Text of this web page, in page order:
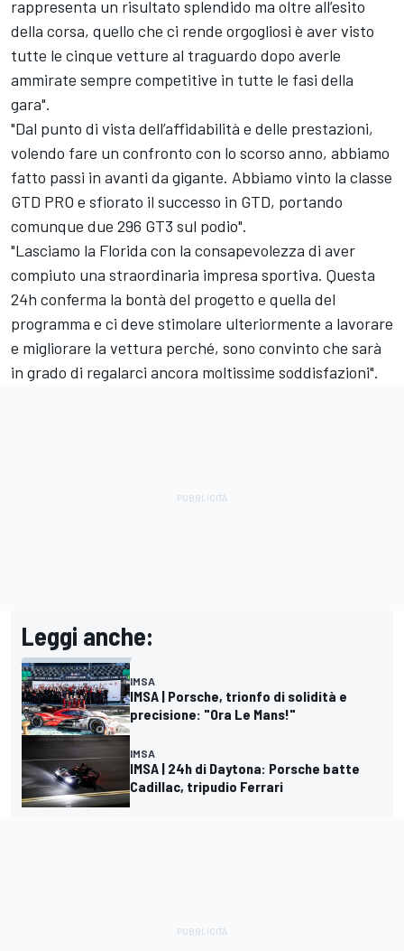
rappresenta un risultato splendido ma oltre all’esito
della corsa, quello che ci rende orgogliosi è aver visto
tutte le cinque vetture al traguardo dopo averle
ammirate sempre competitive in tutte le fasi della
gara".
"Dal punto di vista dell’affidabilità e delle prestazioni,
volendo fare un confronto con lo scorso anno, abbiamo
fatto passi in avanti da gigante. Abbiamo vinto la classe
GTD PRO e sfiorato il successo in GTD, portando
comunque due 296 GT3 sul podio".
"Lasciamo la Florida con la consapevolezza di aver
compiuto una straordinaria impresa sportiva. Questa
24h conferma la bontà del progetto e quella del
programma e ci deve stimolare ulteriormente a lavorare
e migliorare la vettura perché, sono convinto che sarà
in grado di regalarci ancora moltissime soddisfazioni".
Leggi anche:
IMSA
IMSA | Porsche, trionfo di solidità e
precisione: "Ora Le Mans!"
IMSA
IMSA | 24h di Daytona: Porsche batte
Cadillac, tripudio Ferrari